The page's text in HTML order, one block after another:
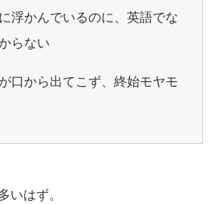
浮かんでいるのに、英語でな
らない
口から出てこず、終始モヤモ
いはず。